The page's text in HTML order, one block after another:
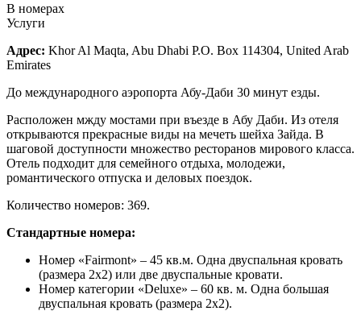
В номерах
Услуги
Адрес: Khor Al Maqta, Abu Dhabi P.O. Box 114304, United Arab
Emirates
До международного аэропорта Абу-Даби 30 минут езды.
Расположен мжду мостами при въезде в Абу Даби. Из отеля
открываются прекрасные виды на мечеть шейха Зайда. В
шаговой доступности множество ресторанов мирового класса.
Отель подходит для семейного отдыха, молодежи,
романтического отпуска и деловых поездок.
Количество номеров: 369.
Стандартные номера:
Номер «Fairmont» – 45 кв.м. Одна двуспальная кровать
(размера 2х2) или две двуспальные кровати.
Номер категории «Deluxe» – 60 кв. м. Одна большая
двуспальная кровать (размера 2х2).